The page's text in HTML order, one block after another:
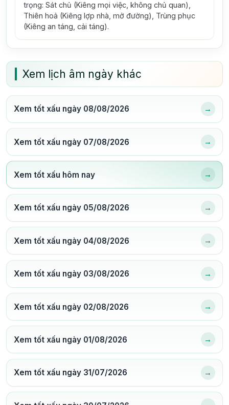
trọng: Sát chủ (Kiêng mọi việc, không chủ quan),
Thiên hoả (Kiêng lợp nhà, mở đường), Trùng phục
(Kiêng an táng, cải táng).
Xem lịch âm ngày khác
Xem tốt xấu ngày 08/08/2026 →
Xem tốt xấu ngày 07/08/2026 →
Xem tốt xấu hôm nay →
Xem tốt xấu ngày 05/08/2026 →
Xem tốt xấu ngày 04/08/2026 →
Xem tốt xấu ngày 03/08/2026 →
Xem tốt xấu ngày 02/08/2026 →
Xem tốt xấu ngày 01/08/2026 →
Xem tốt xấu ngày 31/07/2026 →